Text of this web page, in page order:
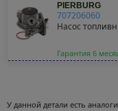
PIERBURG
707206060
Насос
Гарантия 6
У данной детали есть